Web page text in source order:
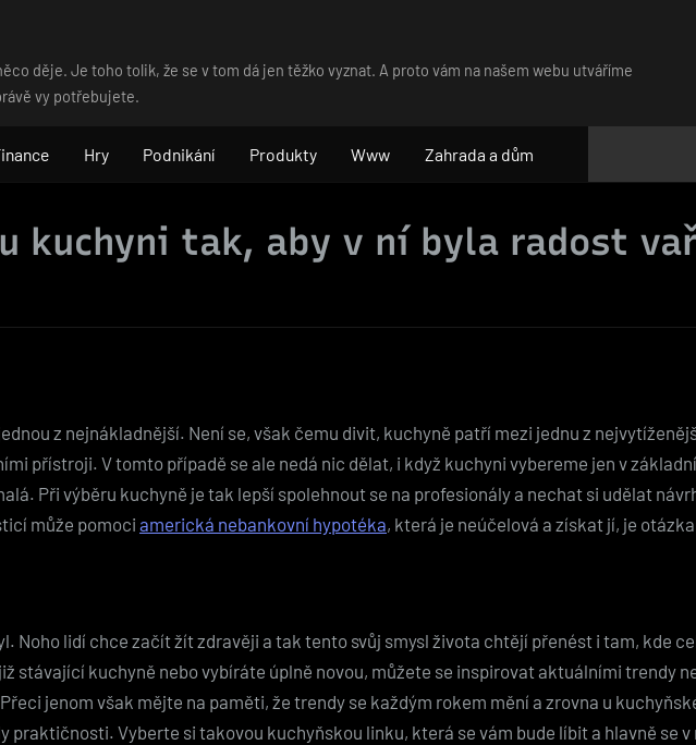
děje. Je toho tolik, že se v tom dá jen těžko vyznat. A proto vám na našem webu utváříme
vy potřebujete.
Hry Podnikání Produkty Www Zahrada a dům
kuchyni tak, aby v ní byla radost
z nejnákladnější. Není se, však čemu divit, kuchyně patří mezi jednu z
přístroji. V tomto případě se ale nedá nic dělat, i když kuchyni vybereme jen v
Při výběru kuchyně je tak lepší spolehnout se na profesionály a nechat si udělat
může pomociamerická nebankovní hypotéka, která je neúčelová a získat jí, je
Noho lidí chce začít žít zdravěji a tak tento svůj smysl života chtějí přenést i tam, kde
stávající kuchyně nebo vybíráte úplně novou, můžete se inspirovat aktuálními trendy
jenom však mějte na paměti, že trendy se každým rokem mění a zrovna u
praktičnosti. Vyberte si takovou kuchyňskou linku, která se vám bude líbit a hlavně se v